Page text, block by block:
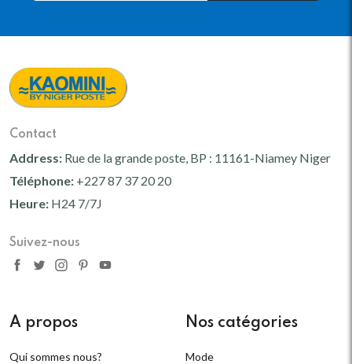
Contact
Address: Rue de la grande poste, BP : 11161-Niamey Niger
Téléphone: +227 87 37 20 20
Heure: H24 7/7J
Suivez-nous
A propos
Qui sommes nous?
Nos catégories
Mode